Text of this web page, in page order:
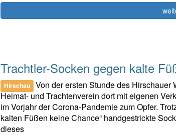
Trachtler-Socken gegen kalte
Hirschau
Von der ersten Stunde des Hirschauer
Heimat- und Trachtenverein dort mit eigenen
im Vorjahr der Corona-Pandemie zum Opfer.
kalten Füßen keine Chance“ handgestrickte
dieses